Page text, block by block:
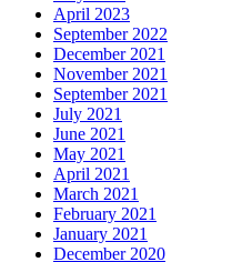
April 2023
September 2022
December 2021
November 2021
September 2021
July 2021
June 2021
May 2021
April 2021
March 2021
February 2021
January 2021
December 2020